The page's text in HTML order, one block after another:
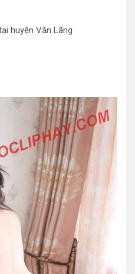
huyện Văn Lãng